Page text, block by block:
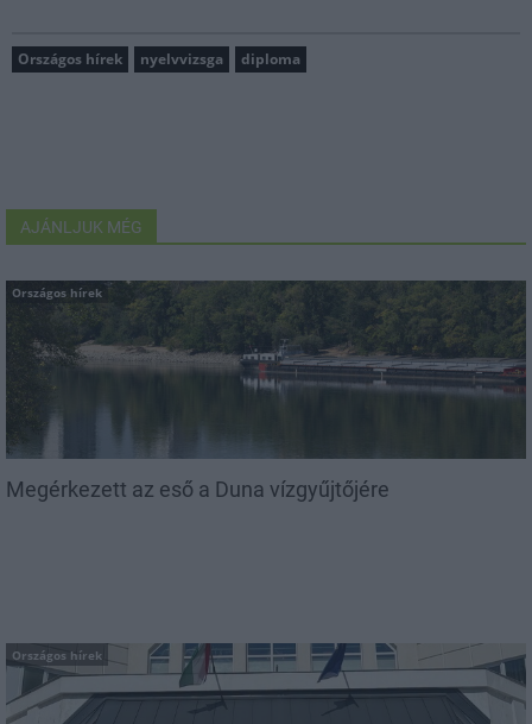
Országos hírek nyelvvizsga diploma
AJÁNLJUK MÉG
Országos hírek
Megérkezett az eső a Duna vízgyűjtőjére
Országos hírek